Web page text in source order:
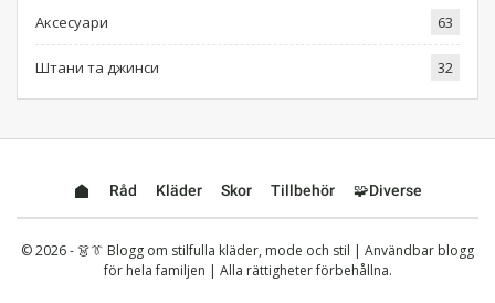
Аксесуари 63
Штани та джинси 32
Råd Kläder Skor Tillbehör 🧩Diverse
© 2026 - 👗👔 Blogg om stilfulla kläder, mode och stil | Användbar blogg
för hela familjen | Alla rättigheter förbehållna.